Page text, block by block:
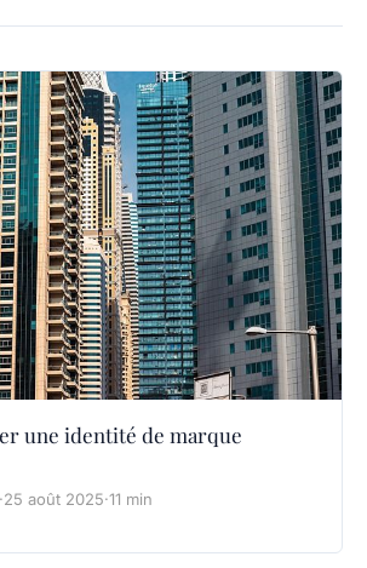
une identité de marque
·25 août 2025·11 min